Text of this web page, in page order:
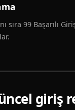
sıra 99 Başarılı
giriş